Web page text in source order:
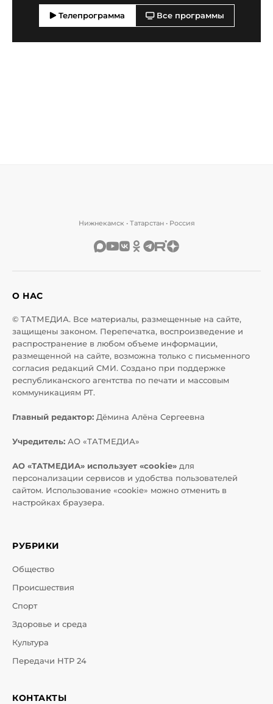
Телепрограмма Все программы
Нижнекамск • Татарстан • Россия
О НАС
© ТАТМЕДИА. Все материалы, размещенные на сайте,
защищены законом. Перепечатка, воспроизведение и
распространение в любом объеме информации,
размещенной на сайте, возможна только с письменного
согласия редакций СМИ. Создано при поддержке
республиканского агентства по печати и массовым
коммуникациям РТ.
Главный редактор: Дёмина Алёна Сергеевна
Учредитель: АО «ТАТМЕДИА»
АО «ТАТМЕДИА» использует «cookie» для
персонализации сервисов и удобства пользователей
сайтом. Использование «cookie» можно отменить в
настройках браузера.
РУБРИКИ
Общество
Происшествия
Спорт
Здоровье и среда
Культура
Передачи НТР 24
КОНТАКТЫ